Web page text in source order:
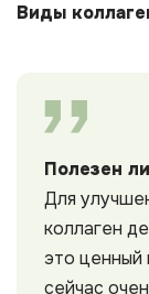
Виды
Полезен
Для
коллаген
это ценный
сейчас